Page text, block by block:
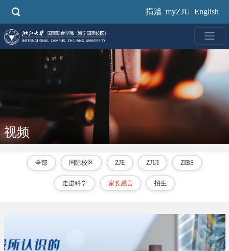
要
内
容
捐赠 myZJU English
视频
全部 国际校区 ZJE ZJUI ZIBS
走进科学 家长感言 招生